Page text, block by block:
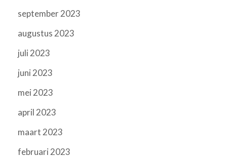
september 2023
augustus 2023
juli 2023
juni 2023
mei 2023
april 2023
maart 2023
februari 2023